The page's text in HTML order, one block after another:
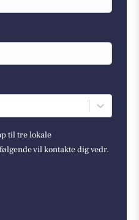
til tre lokale
vil kontakte dig vedr.